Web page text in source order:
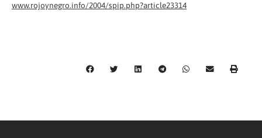
www.rojoynegro.info/2004/spip.php?article23314